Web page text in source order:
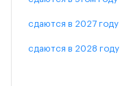
сдаются в 2027 году
сдаются в 2028 году